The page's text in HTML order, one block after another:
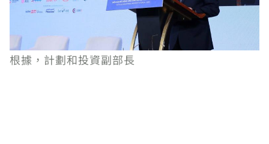
根據，計劃和投資副部長